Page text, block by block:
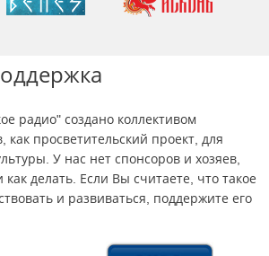
радио" создано коллективом
просветительский проект, для
У нас нет спонсоров и хозяев,
делать. Если Вы считаете, что такое
и развиваться, поддержите его